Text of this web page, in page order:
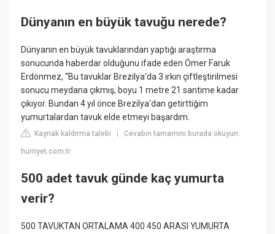
Dünyanın en büyük tavuğu nerede?
Dünyanın en büyük tavuklarından yaptığı araştırma
sonucunda haberdar olduğunu ifade eden Ömer Faruk
Erdönmez, “Bu tavuklar Brezilya'da 3 ırkın çiftleştirilmesi
sonucu meydana çıkmış, boyu 1 metre 21 santime kadar
çıkıyor. Bundan 4 yıl önce Brezilya'dan getirttiğim
yumurtalardan tavuk elde etmeyi başardım.
Kaynak kaldırma talebi |Cevabın tamamını burada okuyun:
hurriyet.com.tr
500 adet tavuk günde kaç yumurta
verir?
500 TAVUKTAN ORTALAMA 400 450 ARASI YUMURTA